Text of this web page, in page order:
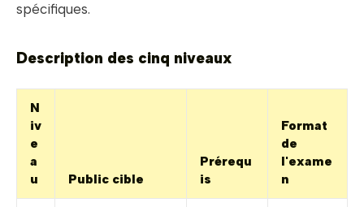
spécifiques.
Description des cinq niveaux
N
iv
e
a
u
Public cible
Prérequ
is
Format
de
l'exame
n